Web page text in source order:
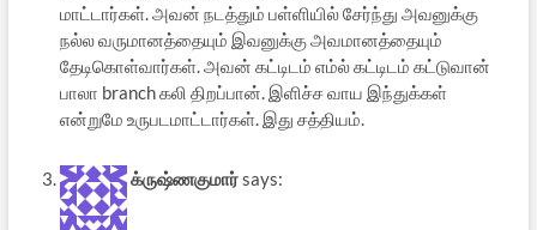
மாட்டார்கள். அவன் நடத்தும் பள்ளியில் சேர்ந்து அவனுக்கு
நல்ல வருமானத்தையும் இவனுக்கு அவமானத்தையும்
தேடிகொள்வார்கள். அவன் கட்டிடம் எம்ல் கட்டிடம் கட்டுவான்
பாலா branch கலி திறப்பான். இளிச்ச வாய இந்துக்கள்
என்றுமே உருபடமாட்டார்கள். இது சத்தியம்.
க்ருஷ்ணகுமார்says: